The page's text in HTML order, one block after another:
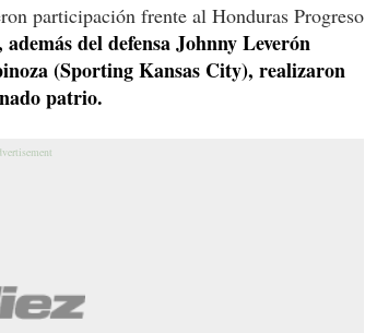
participación frente al Honduras Progreso
del defensa Johnny Leverón
(Sporting Kansas City), realizaron
patrio.